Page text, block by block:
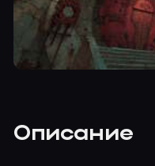
Описание